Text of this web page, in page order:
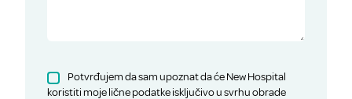
Potvrđujem da sam upoznat da će New Hospital
koristiti moje lične podatke isključivo u svrhu obrade